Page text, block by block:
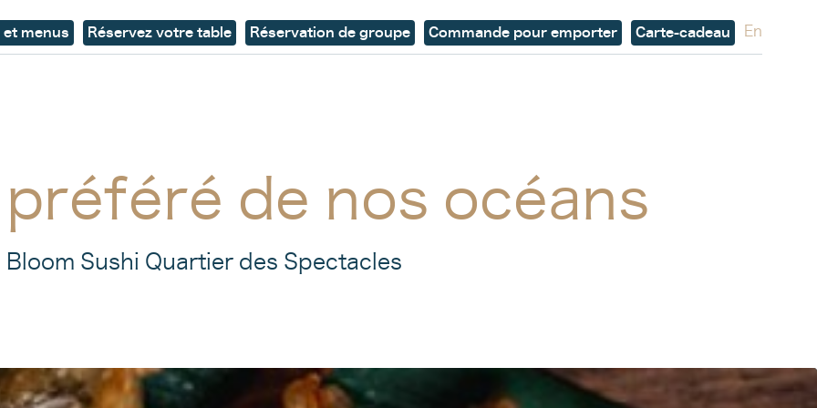
et menus Réservez votre table Réservation de groupe Commande pour emporter Carte-cadeau En
Le sushi botanique :
la passion réinventée
Uber Eatspour continuer à profiter de nos sushis
végétales où vous le désirez !
de nos océans
Bloom Sushi Quartier des Spectacles